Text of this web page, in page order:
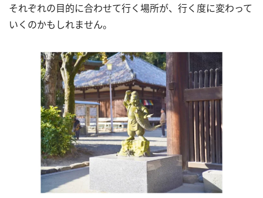
それぞれの目的に合わせて行く場所が、行く度に変わって
いくのかもしれません。